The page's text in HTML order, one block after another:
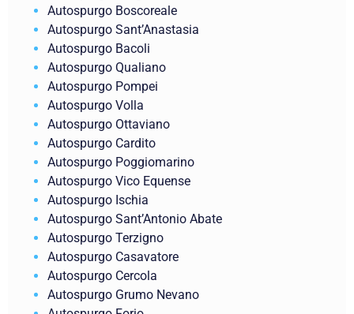
Autospurgo Boscoreale
Autospurgo Sant’Anastasia
Autospurgo Bacoli
Autospurgo Qualiano
Autospurgo Pompei
Autospurgo Volla
Autospurgo Ottaviano
Autospurgo Cardito
Autospurgo Poggiomarino
Autospurgo Vico Equense
Autospurgo Ischia
Autospurgo Sant’Antonio Abate
Autospurgo Terzigno
Autospurgo Casavatore
Autospurgo Cercola
Autospurgo Grumo Nevano